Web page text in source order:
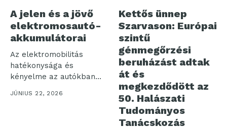
A jelen és a jövő
elektromosautó-
akkumulátorai
Az elektromobilitás
hatékonysága és
kényelme az autókban
használt
akkumulátorcsomagokon
JÚNIUS 22, 2026
Kettős ünnep
Szarvason: Európai
szintű
génmegőrzési
beruházást adtak
át és
megkezdődött az
50. Halászati
Tudományos
Tanácskozás